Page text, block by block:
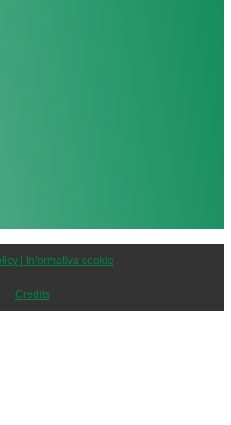
| Informativa cookie
Credits